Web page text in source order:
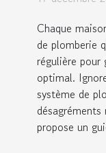
Chaque
de plomberie
régulière
optimal.
système de
propose un